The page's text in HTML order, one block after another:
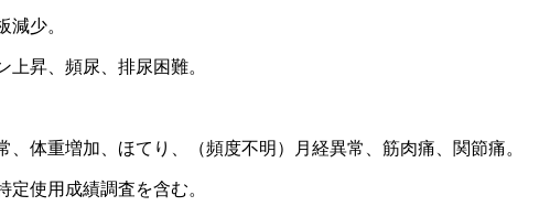
少。
昇、頻尿、排尿困難。
体重増加、ほてり、（頻度不明）月経異常、筋肉痛、関節痛。
使用成績調査を含む。